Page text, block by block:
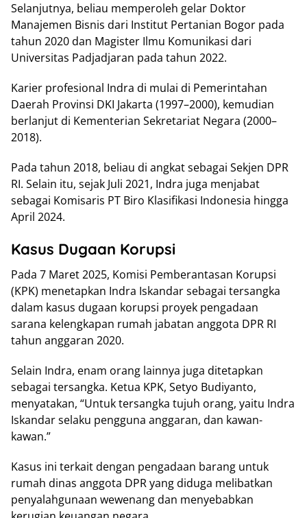
Selanjutnya, beliau memperoleh gelar Doktor
Manajemen Bisnis dari Institut Pertanian Bogor pada
tahun 2020 dan Magister Ilmu Komunikasi dari
Universitas Padjadjaran pada tahun 2022.
Karier profesional Indra di mulai di Pemerintahan
Daerah Provinsi DKI Jakarta (1997–2000), kemudian
berlanjut di Kementerian Sekretariat Negara (2000–
2018).
Pada tahun 2018, beliau di angkat sebagai Sekjen DPR
RI. Selain itu, sejak Juli 2021, Indra juga menjabat
sebagai Komisaris PT Biro Klasifikasi Indonesia hingga
April 2024.
Kasus Dugaan Korupsi
Pada 7 Maret 2025, Komisi Pemberantasan Korupsi
(KPK) menetapkan Indra Iskandar sebagai tersangka
dalam kasus dugaan korupsi proyek pengadaan
sarana kelengkapan rumah jabatan anggota DPR RI
tahun anggaran 2020.
Selain Indra, enam orang lainnya juga ditetapkan
sebagai tersangka. Ketua KPK, Setyo Budiyanto,
menyatakan, “Untuk tersangka tujuh orang, yaitu Indra
Iskandar selaku pengguna anggaran, dan kawan-
kawan.”
Kasus ini terkait dengan pengadaan barang untuk
rumah dinas anggota DPR yang diduga melibatkan
penyalahgunaan wewenang dan menyebabkan